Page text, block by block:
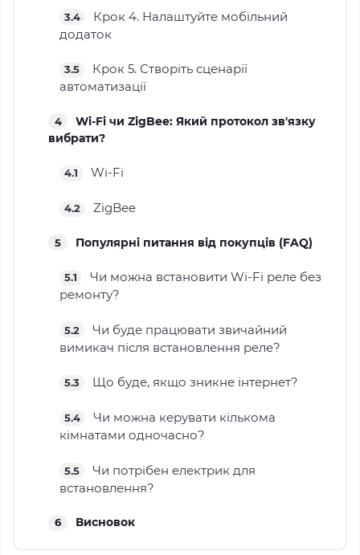
3.4
Крок 4. Налаштуйте мобільний
додаток
3.5
Крок 5. Створіть сценарії
автоматизації
4
Wi-Fi чи ZigBee: Який протокол зв'язку
вибрати?
4.1 Wi-Fi
4.2 ZigBee
5 Популярні питання від покупців (FAQ)
5.1
Чи можна встановити Wi-Fi реле без
ремонту?
5.2
Чи буде працювати звичайний
вимикач після встановлення реле?
5.3 Що буде, якщо зникне інтернет?
5.4
Чи можна керувати кількома
кімнатами одночасно?
5.5
Чи потрібен електрик для
встановлення?
6 Висновок